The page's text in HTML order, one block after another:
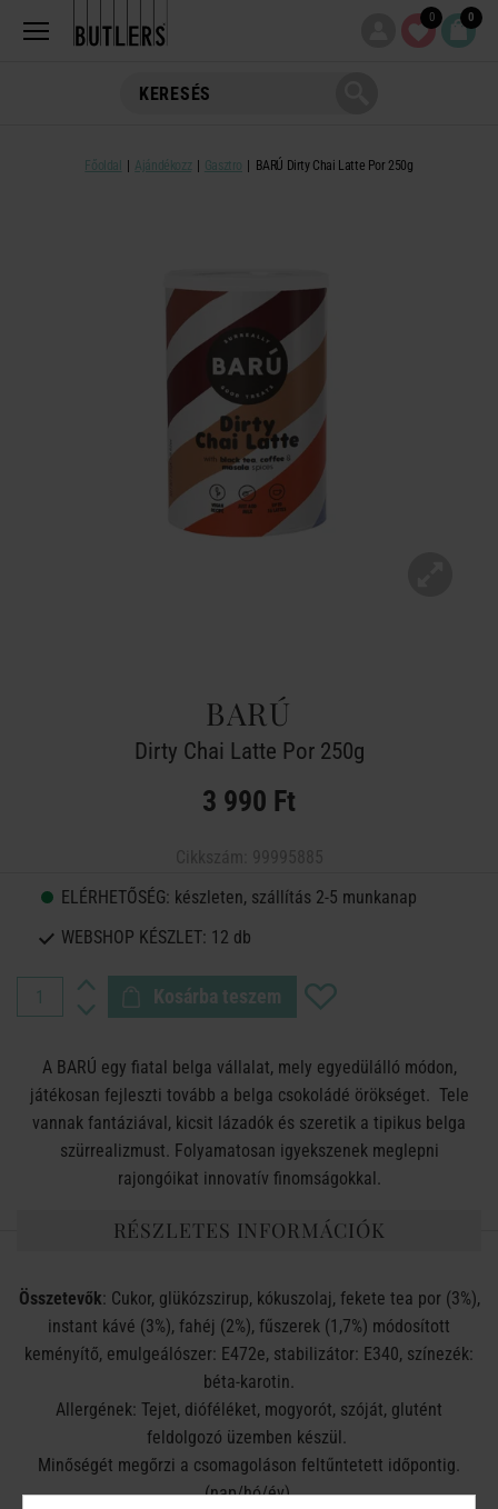
0 0
Főoldal Ajándékozz Gasztro BARÚ Dirty Chai Latte Por 250g
BARÚ
Dirty Chai Latte Por 250g
3 990 Ft
ELÉRHETŐSÉG: készleten, szállítás 2-5 munkanap
WEBSHOP KÉSZLET: 12 db
Kosárba teszem
A BARÚ egy fiatal belga vállalat, mely egyedülálló módon,
játékosan fejleszti tovább a belga csokoládé örökséget. Tele
vannak fantáziával, kicsit lázadók és szeretik a tipikus belga
szürrealizmust. Folyamatosan igyekszenek meglepni
rajongóikat innovatív finomságokkal.
RÉSZLETES INFORMÁCIÓK
Összetevők: Cukor, glükózszirup, kókuszolaj, fekete tea por (3%),
instant kávé (3%), fahéj (2%), fűszerek (1,7%) módosított
keményítő, emulgeálószer: E472e, stabilizátor: E340, színezék:
béta-karotin.
Allergének: Tejet, dióféléket, mogyorót, szóját, glutént
feldolgozó üzemben készül.
Minőségét megőrzi a csomagoláson feltűntetett időpontig.
(nap/hó/év).